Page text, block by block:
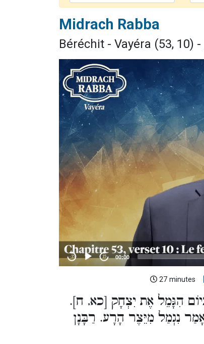
Midrach Rabba
Béréchit - Vayéra (53, 10)
27 minutes
הִגָּמֵל אֶת יִצְחָק [כא, ח].
נִגְמַל מִיֵּצֶר הָרָע. רַבָּנָן